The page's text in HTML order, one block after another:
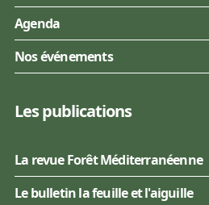
Agenda
Nos événements
Les publications
La revue Forêt Méditerranéenne
Le bulletin la feuille et l'aiguille